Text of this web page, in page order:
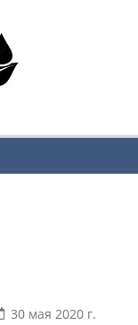
30 мая 2020 г.